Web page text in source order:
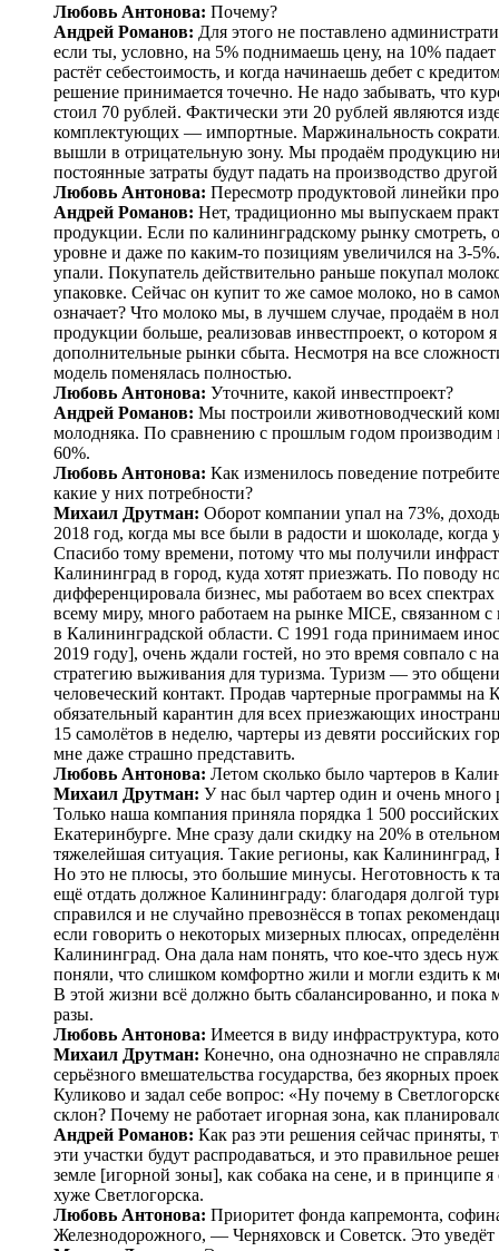
Любовь Антонова: Почему?
Андрей Романов: Для этого не поставлено
если ты, условно, на 5% поднимаешь цену, на 10%
растёт себестоимость, и когда начинаешь дебет с
решение принимается точечно. Не надо забывать, что
стоил 70 рублей. Фактически эти 20 рублей являются
комплектующих — ​импортные. Маржинальность
вышли в отрицательную зону. Мы продаём продукцию
постоянные затраты будут падать на производство
Любовь Антонова: Пересмотр продуктовой линейки
Андрей Романов: Нет, традиционно мы выпускаем
продукции. Если по калининградскому рынку
уровне и даже по каким-то позициям увеличился на 3-
упали. Покупатель действительно раньше покупал
упаковке. Сейчас он купит то же самое молоко, но в
означает? Что молоко мы, в лучшем случае, продаём в
продукции больше, реализовав инвестпроект, о котором
дополнительные рынки сбыта. Несмотря на все
модель поменялась полностью.
Любовь Антонова: Уточните, какой инвестпроект?
Андрей Романов: Мы построили животноводческий
молодняка. По сравнению с прошлым годом производим
60%.
Любовь Антонова: Как изменилось поведение
какие у них потребности?
Михаил Друтман: Оборот компании упал на 73%,
2018 год, когда мы все были в радости и шоколаде,
Спасибо тому времени, потому что мы получили
Калининград в город, куда хотят приезжать. По поводу
дифференцировала бизнес, мы работаем во всех
всему миру, много работаем на рынке MICE, связанном
в Калининградской области. С 1991 года принимаем
2019 году], очень ждали гостей, но это время совпало с
стратегию выживания для туризма. Туризм — ​это
человеческий контакт. Продав чартерные программы
обязательный карантин для всех приезжающих
15 самолётов в неделю, чартеры из девяти российских
мне даже страшно представить.
Любовь Антонова: Летом сколько было чартеров в
Михаил Друтман: У нас был чартер один и очень много
Только наша компания приняла порядка 1 500
Екатеринбурге. Мне сразу дали скидку на 20% в
тяжелейшая ситуация. Такие регионы, как Калининград,
Но это не плюсы, это большие минусы. Неготовность к
ещё отдать должное Калининграду: благодаря долгой
справился и не случайно превознёсся в топах
если говорить о некоторых мизерных плюсах,
Калининград. Она дала нам понять, что кое-что здесь
поняли, что слишком комфортно жили и могли ездить к
В этой жизни всё должно быть сбалансированно, и пока
разы.
Любовь Антонова: Имеется в виду инфраструктура,
Михаил Друтман: Конечно, она однозначно не
серьёзного вмешательства государства, без якорных
Куликово и задал себе вопрос: «Ну почему в
склон? Почему не работает игорная зона, как
Андрей Романов: Как раз эти решения сейчас приняты,
эти участки будут распродаваться, и это правильное
земле [игорной зоны], как собака на сене, и в принципе
хуже Светлогорска.
Любовь Антонова: Приоритет фонда капремонта,
Железнодорожного, — ​Черняховск и Советск. Это уведёт